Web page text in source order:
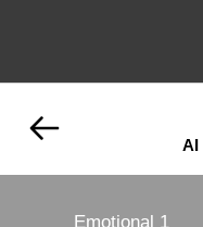
Emotional 1